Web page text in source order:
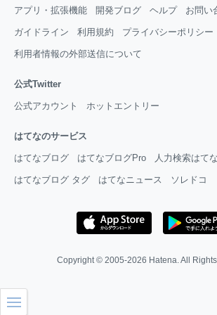
アプリ・拡張機能 開発ブログ ヘルプ お問い
ガイドライン 利用規約 プライバシーポリシー
利用者情報の外部送信について
公式Twitter
公式アカウント ホットエントリー
はてなのサービス
はてなブログ はてなブログPro 人力検索はてな
はてなブログ タグ はてなニュース ソレドコ
Copyright © 2005-2026 Hatena. All